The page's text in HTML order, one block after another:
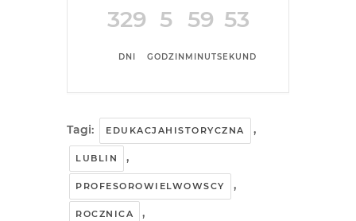
329
DNI
5
GODZIN
59
MINUT
53
SEKUND
Tagi: EDUKACJAHISTORYCZNA ,
LUBLIN ,
PROFESOROWIELWOWSCY ,
ROCZNICA ,